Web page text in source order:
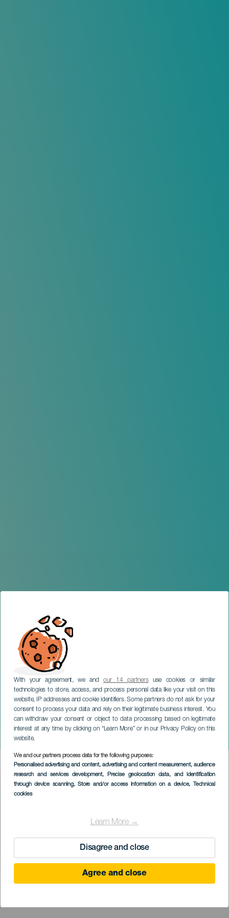
With your agreement, we andour 14 partnersuse cookies or similar
technologies to store, access, and process personal data like your visit on this
website, IP addresses and cookie identifiers. Some partners do not ask for your
consent to process your data and rely on their legitimate business interest. You
can withdraw your consent or object to data processing based on legitimate
interest at any time by clicking on “Learn More” or in our Privacy Policy on this
website.
We and our partners process data for the following purposes:
Personalised advertising and content, advertising and content measurement, audience
research and services development, Precise geolocation data, and identification
through device scanning, Store and/or access information on a device, Technical
cookies
Learn More →
Disagree and close
Agree and close
Agüimes ï 5 húrban
GRAN CANARIA
Imagen
Listado